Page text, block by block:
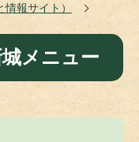
報サイト）
メニュー